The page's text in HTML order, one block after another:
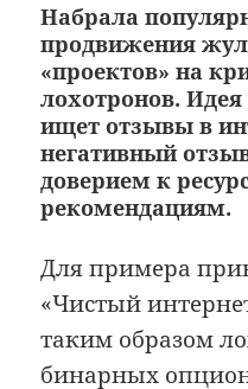
Набрала
продвижения
«проектов» на
лохотронов.
ищет отзывы в
негативный
доверием к
рекомендациям.
Для примера
«Чистый
таким образом
бинарных